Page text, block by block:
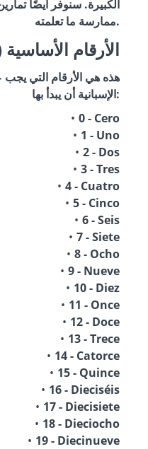
الكبيرة. سنوفر أيضًا
ممارسة ما تعلمته.
1. الأرقام الأساسية (من 0
هذه هي الأرقام التي
الإسبانية أن يبدأ بها:
0 - Cero
1 - Uno
2 - Dos
3 - Tres
4 - Cuatro
5 - Cinco
6 - Seis
7 - Siete
8 - Ocho
9 - Nueve
10 - Diez
11 - Once
12 - Doce
13 - Trece
14 - Catorce
15 - Quince
16 - Dieciséis
17 - Diecisiete
18 - Dieciocho
19 - Diecinueve